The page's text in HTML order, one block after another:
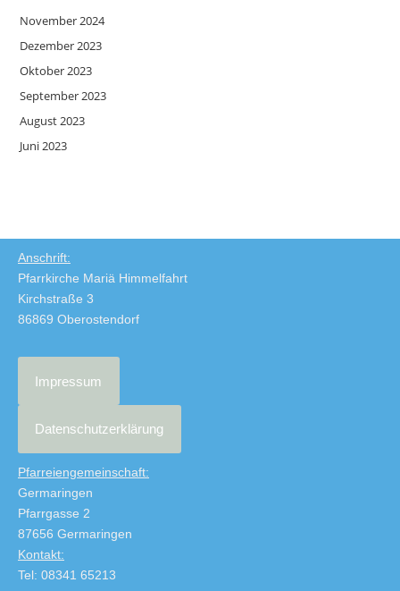
November 2024
Dezember 2023
Oktober 2023
September 2023
August 2023
Juni 2023
Anschrift:
Pfarrkirche Mariä Himmelfahrt
Kirchstraße 3
86869 Oberostendorf
Impressum
Datenschutzerklärung
Pfarreiengemeinschaft:
Germaringen
Pfarrgasse 2
87656 Germaringen
Kontakt:
Tel: 08341 65213